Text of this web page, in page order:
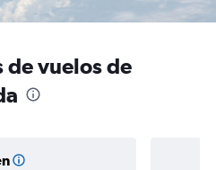
de vuelos de